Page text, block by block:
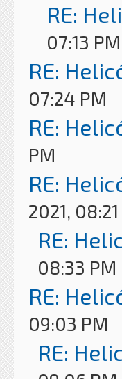
RE:
07:13 PM
RE:
07:24 PM
RE:
PM
RE:
2021,
RE:
08:33 PM
RE:
09:03 PM
RE: